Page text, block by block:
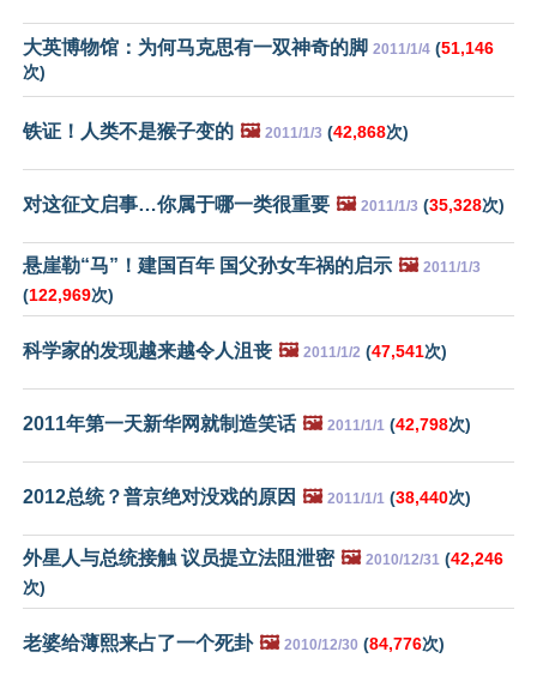
大英博物馆：为何马克思有一双神奇的脚 2011/1/4 (51,146
次)
铁证！人类不是猴子变的 🖼️ 2011/1/3 (42,868次)
对这征文启事…你属于哪一类很重要 🖼️ 2011/1/3 (35,328次)
悬崖勒“马”！建国百年 国父孙女车祸的启示 🖼️ 2011/1/3
(122,969次)
科学家的发现越来越令人沮丧 🖼️ 2011/1/2 (47,541次)
2011年第一天新华网就制造笑话 🖼️ 2011/1/1 (42,798次)
2012总统？普京绝对没戏的原因 🖼️ 2011/1/1 (38,440次)
外星人与总统接触 议员提立法阻泄密 🖼️ 2010/12/31 (42,246
次)
老婆给薄熙来占了一个死卦 🖼️ 2010/12/30 (84,776次)